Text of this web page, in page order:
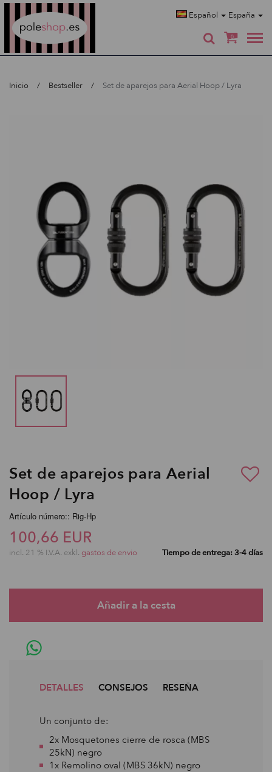
Español España
0
Inicio Bestseller Set de aparejos para Aerial Hoop / Lyra
Set de aparejos para Aerial
Hoop / Lyra
Artículo número:: Rig-Hp
100,66 EUR
incl. 21 % I.V.A. exkl. gastos de envio Tiempo de entrega: 3-4 días
DETALLES CONSEJOS RESEÑA
Un conjunto de:
2x Mosquetones cierre de rosca (MBS
25kN) negro
1x Remolino oval (MBS 36kN) negro